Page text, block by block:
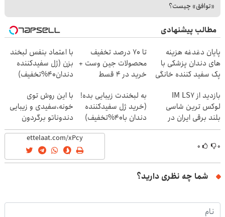
«توافق» چیست؟
مطالب پیشنهادی
پایان دغدغه هزینه
های دندان پزشکی با
پک سفید کننده خانگی
تا 70 درصد تخفیف
محصولات جین وست +
خرید در 4 قسط
با اعتماد بنفس لبخند
بزن (ژل سفیدکننده
دندان40%تخفیف)
بازدید از IM LS7
لوکس ترین شاسی
بلند برقی ایران در
باشگاه انقلاب
به لبخندت زیبایی بده!
(خرید ژل سفیدکننده
دندان با40%تخفیف)
با این روش توی
خونه،سفیدی و زیبایی
دندوناتو برگردون
(40%off)
۰ ۰
شما چه نظری دارید؟